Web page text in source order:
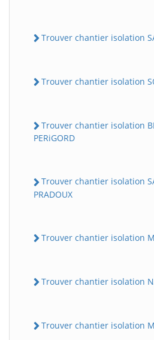
Trouver chantier isolation
Trouver chantier isolation
Trouver chantier isolation
PERiGORD
Trouver chantier isolation
PRADOUX
Trouver chantier isolation
Trouver chantier isolation
Trouver chantier isolation